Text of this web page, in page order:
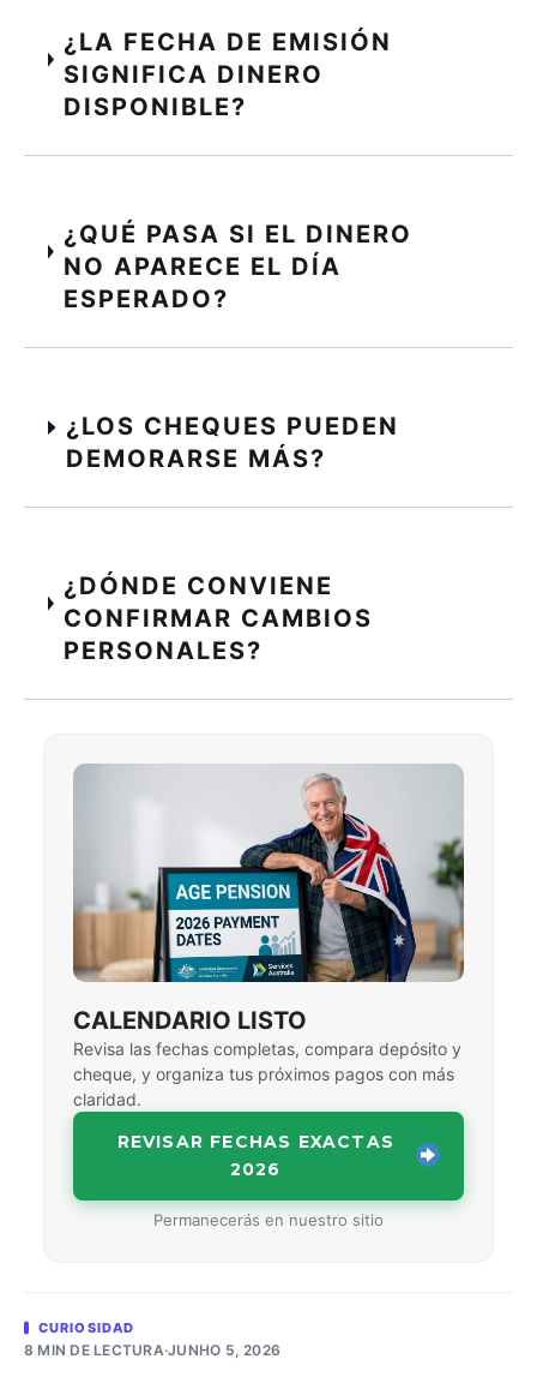
¿LA FECHA DE EMISIÓN
SIGNIFICA DINERO
DISPONIBLE?
¿QUÉ PASA SI EL DINERO
NO APARECE EL DÍA
ESPERADO?
¿LOS CHEQUES PUEDEN
DEMORARSE MÁS?
¿DÓNDE CONVIENE
CONFIRMAR CAMBIOS
PERSONALES?
CALENDARIO LISTO
Revisa las fechas completas, compara depósito y
cheque, y organiza tus próximos pagos con más
claridad.
REVISAR FECHAS EXACTAS
2026
Permanecerás en nuestro sitio
CURIOSIDAD
8 MIN DE LECTURA·JUNHO 5, 2026